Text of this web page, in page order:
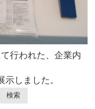
行われた、企業内
しました。